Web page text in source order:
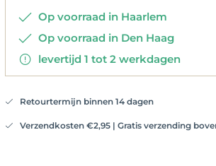
Op voorraad in Haarlem
Op voorraad in Den Haag
levertijd 1 tot 2 werkdagen
Retourtermijn binnen 14 dagen
Verzendkosten €2,95 | Gratis verzending